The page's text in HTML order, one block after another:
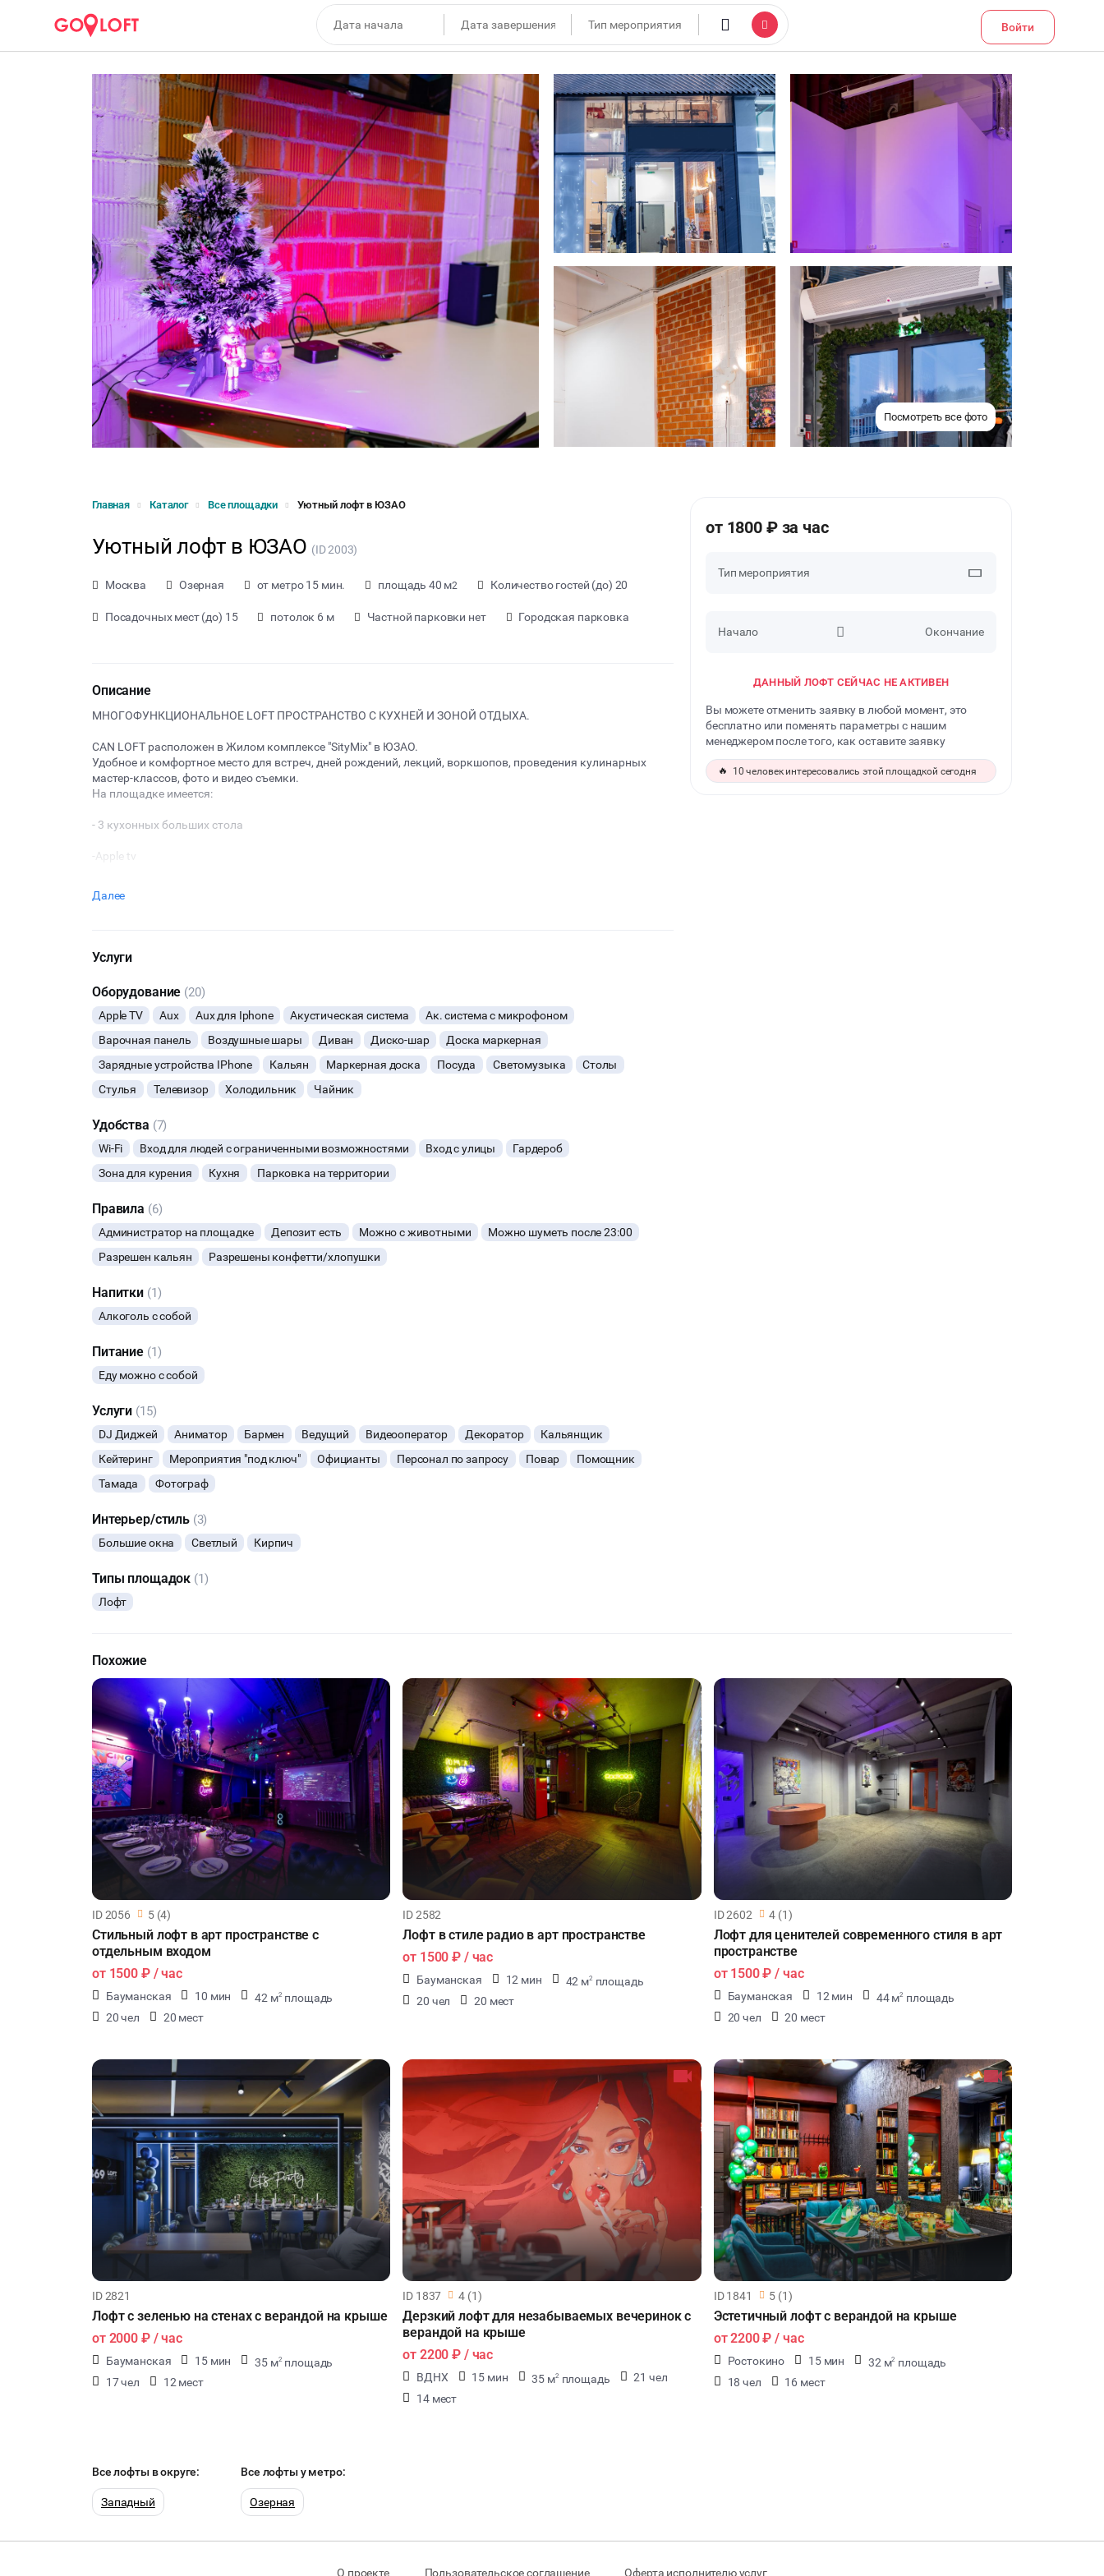
Войти
Посмотреть все фото
Главная Каталог Все площадки Уютный лофт в ЮЗАО
Уютный лофт в ЮЗАО (ID 2003)
Москва Озерная от метро 15 мин. площадь 40 м2 Количество гостей (до) 20
Посадочных мест (до) 15 потолок 6 м Частной парковки нет Городская парковка
Описание
МНОГОФУНКЦИОНАЛЬНОЕ LOFT ПРОСТРАНСТВО С КУХНЕЙ И ЗОНОЙ ОТДЫХА.
CAN LOFT расположен в Жилом комплексе "SityMix" в ЮЗАО.
Удобное и комфортное место для встреч, дней рождений, лекций, воркшопов, проведения кулинарных
мастер-классов, фото и видео съемки.
На площадке имеется:
- 3 кухонных больших стола
-Apple tv
- Удобная зона chill out
-Бытовая техника: 2 духовых шкафа, индукционные плиты, кастрюли, сковородки и прочий кухонный
инвентарь
-Тарелки, стаканы, вилки, ложки
- Караоке
-Wi-fi
Далее
Услуги
Оборудование (20)
Apple TV Aux Aux для Iphone Акустическая система
Ак. система с микрофоном
Варочная панель
Воздушные шары Диван Диско-шар
Доска маркерная
Зарядные устройства IPhone
Кальян Маркерная доска Посуда Светомузыка
Столы
Стулья
Телевизор Холодильник Чайник
Удобства (7)
Wi-Fi Вход для людей с ограниченными возможностями Вход с улицы
Гардероб
Зона для курения
Кухня Парковка на территории
Правила (6)
Администратор на площадке Депозит есть Можно с животными
Можно шуметь после 23:00
Разрешен кальян
Разрешены конфетти/хлопушки
Напитки (1)
Алкоголь с собой
Питание (1)
Еду можно с собой
Услуги (15)
DJ Диджей Аниматор Бармен Ведущий Видеооператор Декоратор
Кальянщик
Кейтеринг
Мероприятия "под ключ" Официанты Персонал по запросу Повар
Помощник
Тамада
Фотограф
Интерьер/стиль (3)
Большие окна Светлый Кирпич
Типы площадок (1)
Лофт
от 1800 ₽ за час
Тип мероприятия
ДЕНЬ РОЖДЕНИЯ
ДЕВИЧНИК
Начало Окончание
ДАННЫЙ ЛОФТ СЕЙЧАС НЕ АКТИВЕН
Вы можете отменить заявку в любой момент, это
бесплатно или поменять параметры с нашим
менеджером после того, как оставите заявку
🔥 10 человек интересовались этой площадкой сегодня
Похожие
ID 2056 5 (4)
Стильный лофт в арт пространстве с
отдельным входом
от 1500 ₽/ час
Бауманская 10 мин 42 м2 площадь
20 чел
20 мест
ID 2582
Лофт в стиле радио в арт пространстве
от 1500 ₽ / час
Бауманская 12 мин 42 м2 площадь
20 чел
20 мест
ID 2602 4 (1)
Лофт для ценителей современного стиля в арт
пространстве
от 1500 ₽ / час
Бауманская 12 мин 44 м2 площадь
20 чел
20 мест
ID 2821
Лофт с зеленью на стенах с верандой на крыше
от 2000 ₽/ час
Бауманская 15 мин 35 м2 площадь
17 чел
12 мест
ID 1837 4 (1)
Дерзкий лофт для незабываемых вечеринок с
верандой на крыше
от 2200 ₽ / час
ВДНХ 15 мин 35 м2 площадь
21 чел
14 мест
ID 1841 5 (1)
Эстетичный лофт с верандой на крыше
от2200 ₽ / час
Ростокино 15 мин 32 м2 площадь
18 чел
16 мест
Все лофты в округе:
Западный
Все лофты у метро:
Озерная
О проекте Пользовательское соглашение Оферта исполнителю услуг